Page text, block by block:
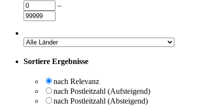
–
Sortiere Ergebnisse
nach Relevanz
nach Postleitzahl (Aufsteigend)
nach Postleitzahl (Absteigend)